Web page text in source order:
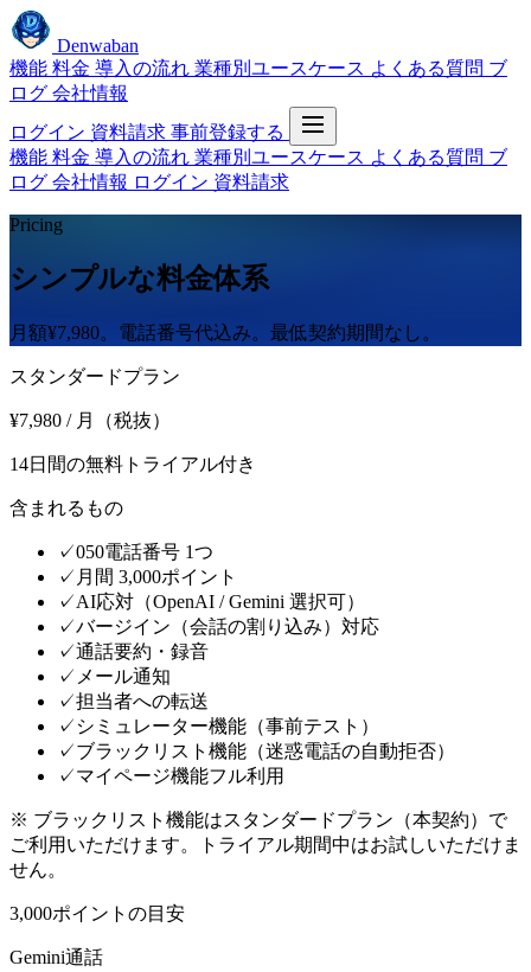
Denwaban
機能 料金 導入の流れ 業種別ユースケース よくある質問 ブ
ログ 会社情報
ログイン 資料請求 事前登録する
機能 料金 導入の流れ 業種別ユースケース よくある質問 ブ
ログ 会社情報 ログイン 資料請求
Pricing
シンプルな料金体系
月額¥7,980。電話番号代込み。最低契約期間なし。
スタンダードプラン
¥7,980 / 月（税抜）
14日間の無料トライアル付き
含まれるもの
✓050電話番号 1つ
✓ 月間 3,000ポイント
✓AI応対（OpenAI / Gemini 選択可）
✓バージイン（会話の割り込み）対応
✓通話要約・録音
✓ メール通知
✓担当者への転送
✓ シミュレーター機能（事前テスト）
✓ブラックリスト機能（迷惑電話の自動拒否）
✓マイページ機能フル利用
※ ブラックリスト機能はスタンダードプラン（本契約）で
ご利用いただけます。トライアル期間中はお試しいただけま
せん。
3,000ポイントの目安
Gemini通話